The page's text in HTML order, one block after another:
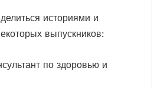
историями и
выпускников:
по здоровью и